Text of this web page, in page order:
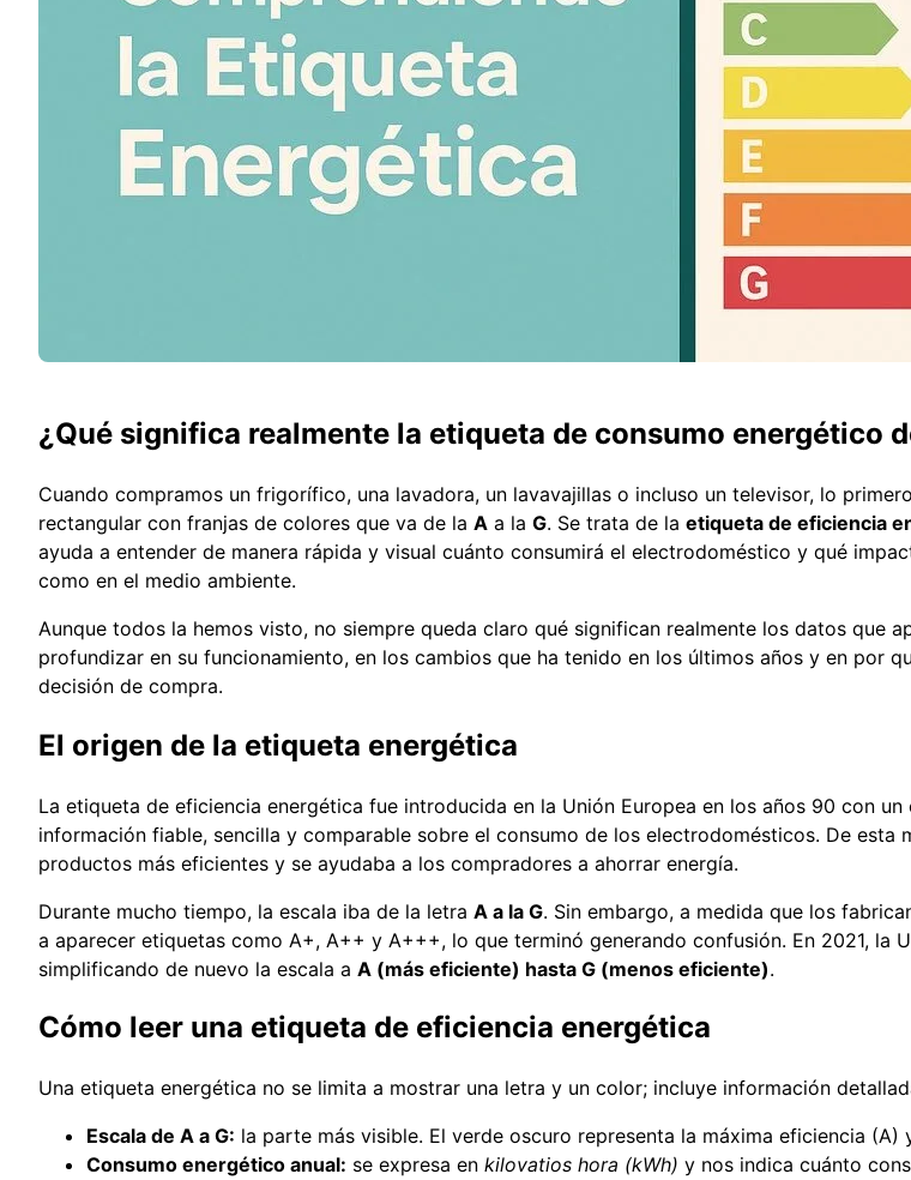
¿Qué significa realmente la etiqueta de consumo energético
Cuando compramos un frigorífico, una lavadora, un lavavajillas o incluso un televisor, lo
rectangular con franjas de colores que va de la A a la G. Se trata de la etiqueta de eficiencia
ayuda a entender de manera rápida y visual cuánto consumirá el electrodoméstico y qué
como en el medio ambiente.
Aunque todos la hemos visto, no siempre queda claro qué significan realmente los datos que
profundizar en su funcionamiento, en los cambios que ha tenido en los últimos años y en por
decisión de compra.
El origen de la etiqueta energética
La etiqueta de eficiencia energética fue introducida en la Unión Europea en los años 90 con
información fiable, sencilla y comparable sobre el consumo de los electrodomésticos. De esta
productos más eficientes y se ayudaba a los compradores a ahorrar energía.
Durante mucho tiempo, la escala iba de la letra A a la G. Sin embargo, a medida que los
a aparecer etiquetas como A+, A++ y A+++, lo que terminó generando confusión. En 2021, la
simplificando de nuevo la escala a A (más eficiente) hasta G (menos eficiente).
Cómo leer una etiqueta de eficiencia energética
Una etiqueta energética no se limita a mostrar una letra y un color; incluye información
Escala de A a G: la parte más visible. El verde oscuro representa la máxima eficiencia (A)
Consumo energético anual: se expresa en kilovatios hora (kWh) y nos indica cuánto